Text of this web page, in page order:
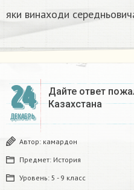
яки винаходи
24
ДЕКАБРЬ
Дайте ответ
Казахстана
Автор: камардон
Предмет: История
Уровень: 5 - 9 класс